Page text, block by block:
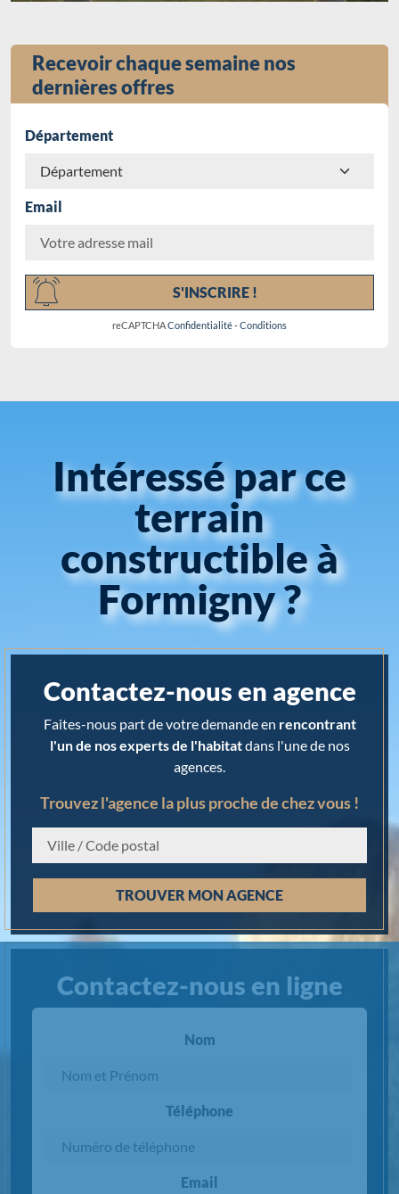
Recevoir chaque semaine nos
dernières offres
Département
Email
S'INSCRIRE !
reCAPTCHAConfidentialité-Conditions
Intéressé par ce
terrain
constructible à
Formigny ?
Contactez-nous en agence
Faites-nous part de votre demande en rencontrant
l'un de nos experts de l'habitatdans l'une de nos
agences.
Trouvez l'agence la plus proche de chez vous !
Chargement...
TROUVER MON AGENCE
Contactez-nous en ligne
Nom
Téléphone
Email